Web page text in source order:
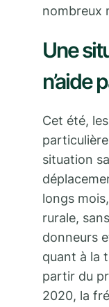
nombreux
Une
n’aide
Cet été,
situation
longs
rurale,
donneurs
quant à la
partir du
2020, la